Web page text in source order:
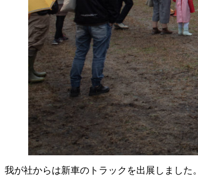
我が社からは新車のトラックを出展しました。